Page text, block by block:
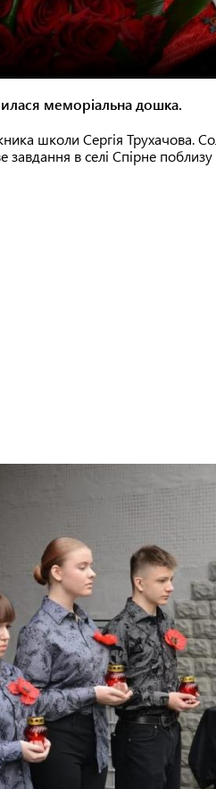
меморіальна дошка.
школи Сергія Трухачова.
в селі Спірне